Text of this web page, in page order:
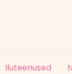
Iluteenused